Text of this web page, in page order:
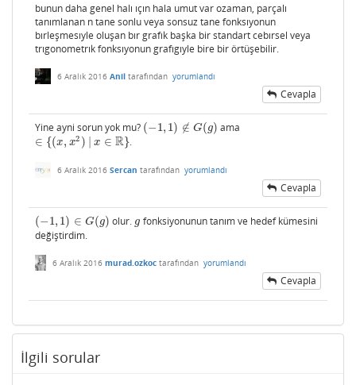
bunun daha genel halı ıçın hala umut var ozaman, parçalı
tanımlanan n tane sonlu veya sonsuz tane fonksıyonun
bırleşmesıyle oluşan bır grafık başka bir standart cebırsel veya
trıgonometrık fonksıyonun grafıgıyle bire bir örtüşebilir.
6 Aralık 2016 Anil tarafından yorumlandı
Cevapla
Yine ayni sorun yok mu? (−1, 1) ∉ G(g)
(−1,1 ∉G(g )
ama
∈ {(x, x2 ) x ∈ R}
∈ (x,x2 )|x∈ R} .
6 Aralık 2016 Sercan tarafından yorumlandı
Cevapla
(−1, 1) ∈ G(g)
(−1,1 ∈G(g ) olur. g
g fonksiyonunun tanım ve hedef kümesini
değiştirdim.
6 Aralık 2016 murad.ozkoc tarafından yorumlandı
Cevapla
İlgili sorular